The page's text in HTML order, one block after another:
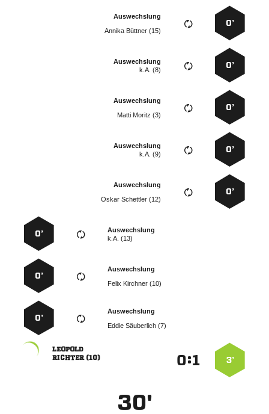
0’
Auswechslung
  
0’
Auswechslung
k.A. (8)
0’
Auswechslung
  
0’
Auswechslung
k.A. (9)
0’
Auswechslung
  
Auswechslung
k.A. (13)
0’
Auswechslung
  
0’
Auswechslung
  
0’
3’
:

 
30'